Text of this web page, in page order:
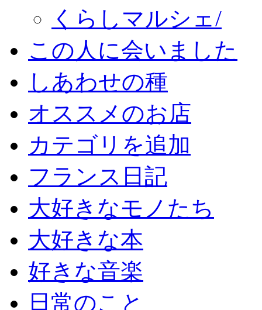
くらしマルシェ/
この人に会いました
しあわせの種
オススメのお店
カテゴリを追加
フランス日記
大好きなモノたち
大好きな本
好きな音楽
日常のこと